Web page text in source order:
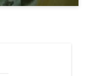
(M)